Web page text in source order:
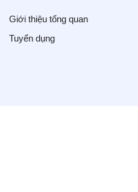
tạo nên một môi
cực mà còn góp
bền vững
Giới thiệu tổng quan
Tuyển dụng